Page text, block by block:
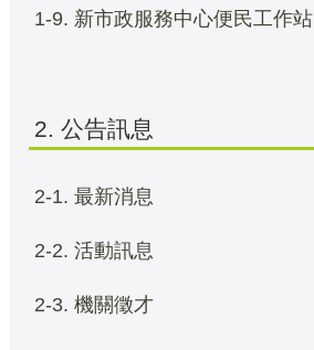
1-9. 新市政服務中心便民工作站
2. 公告訊息
2-1. 最新消息
2-2. 活動訊息
2-3. 機關徵才